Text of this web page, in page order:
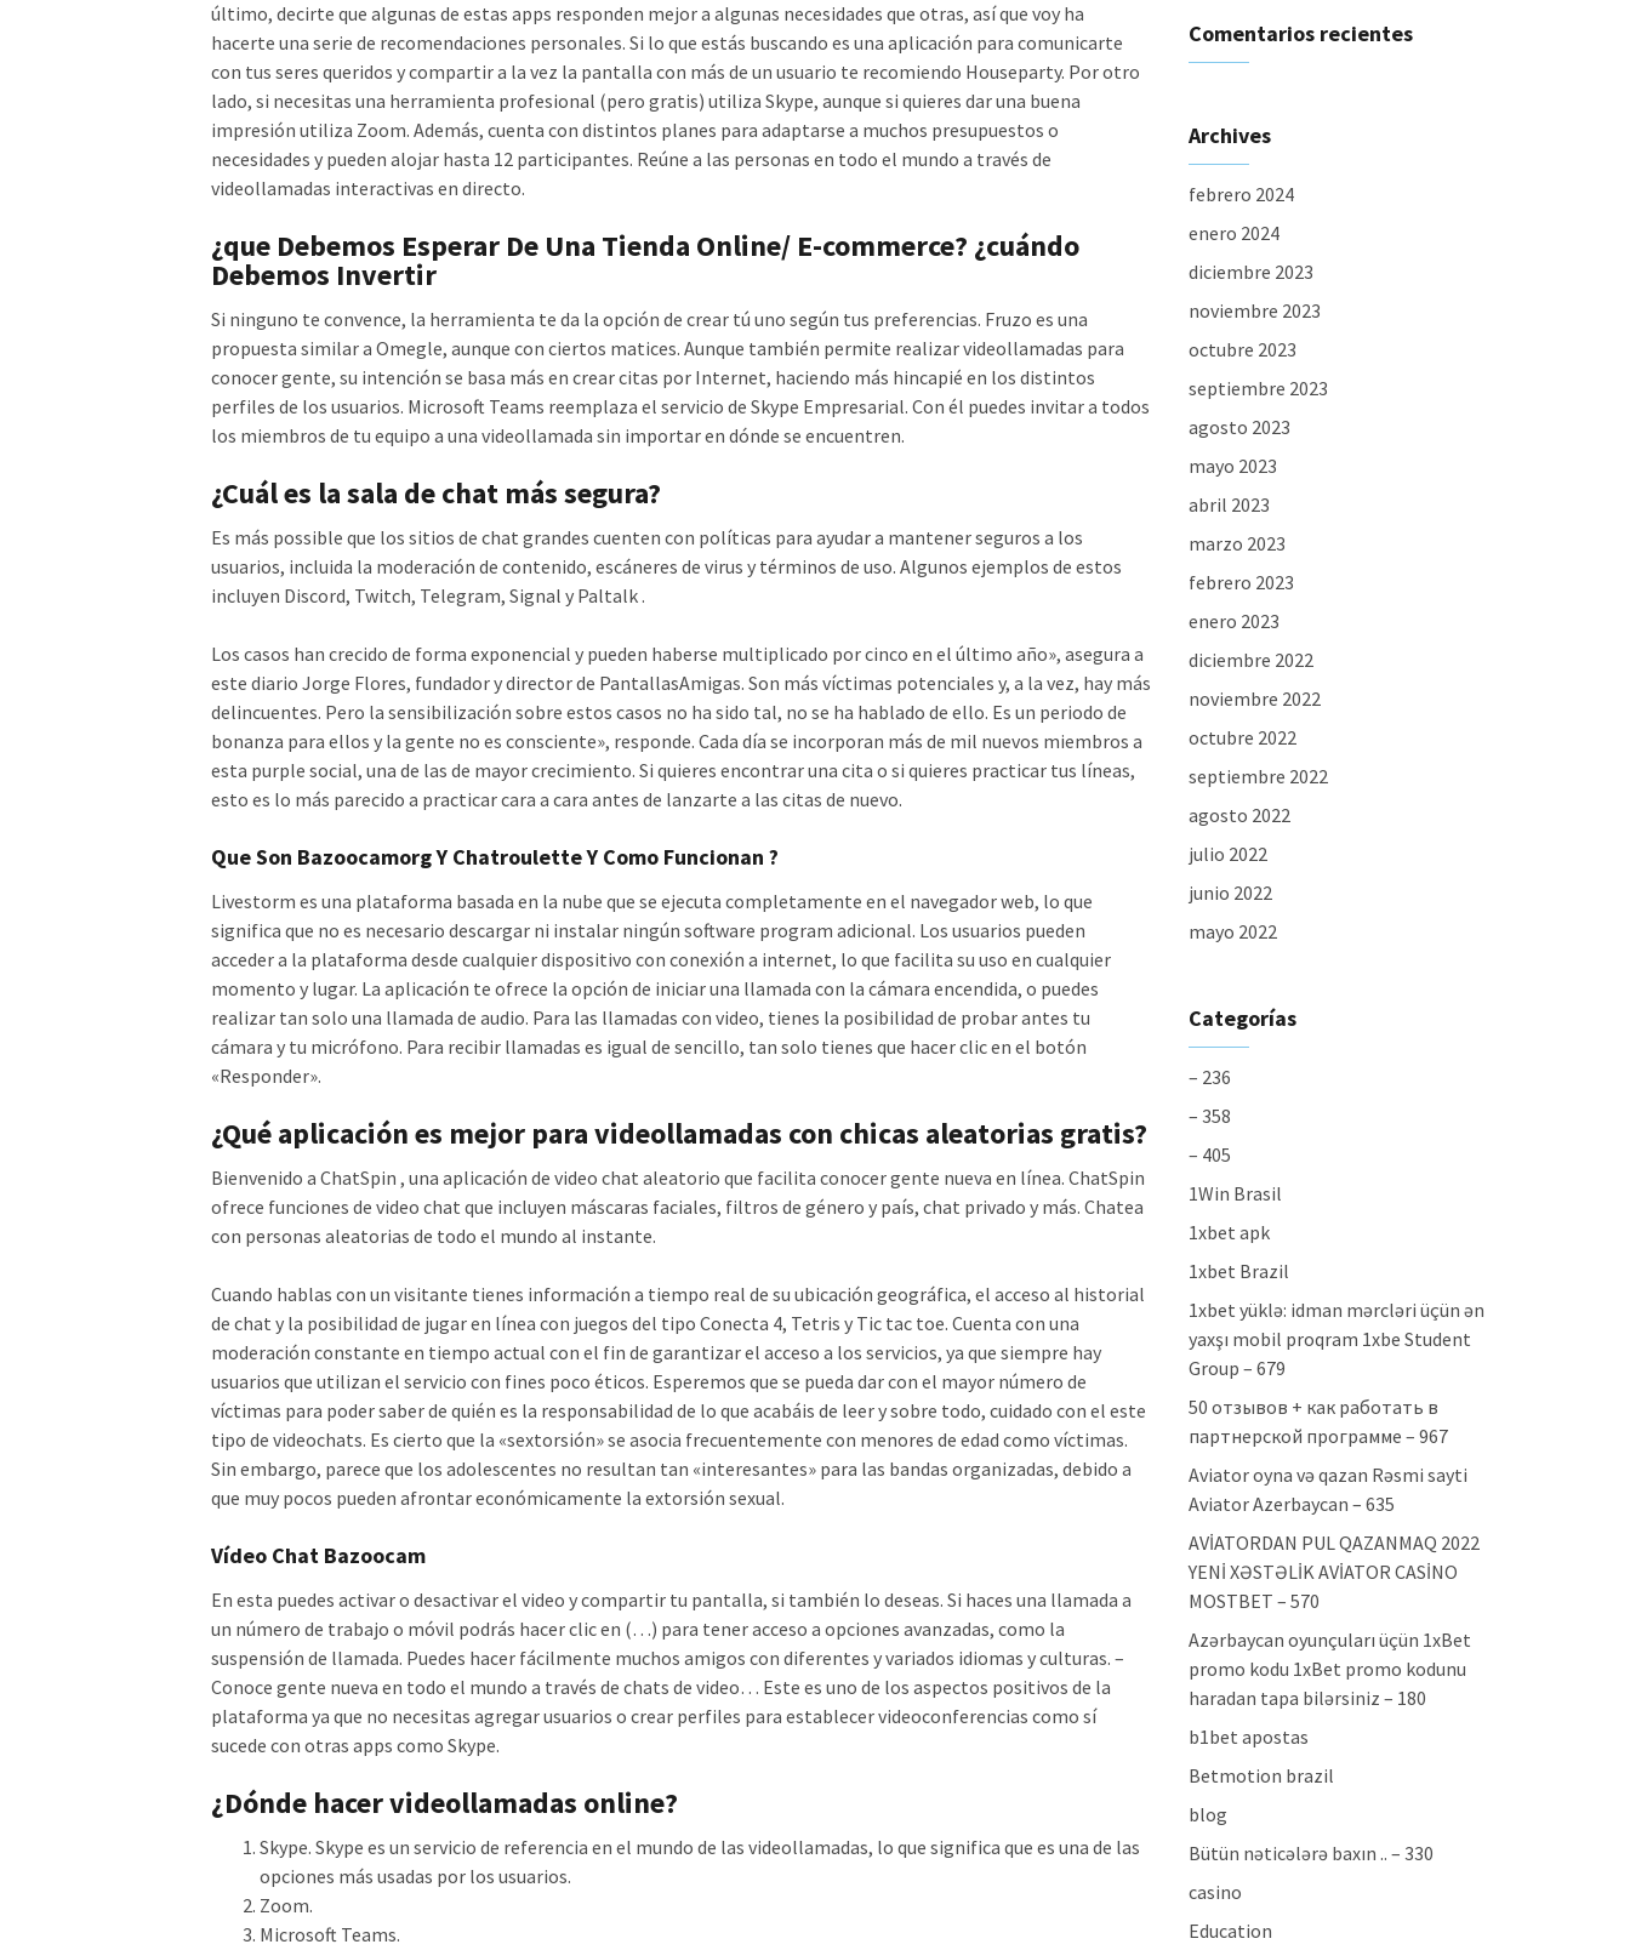
último, decirte que algunas de estas apps responden mejor a algunas necesidades que otras, así que voy ha
hacerte una serie de recomendaciones personales. Si lo que estás buscando es una aplicación para comunicarte
con tus seres queridos y compartir a la vez la pantalla con más de un usuario te recomiendo Houseparty. Por otro
lado, si necesitas una herramienta profesional (pero gratis) utiliza Skype, aunque si quieres dar una buena
impresión utiliza Zoom. Además, cuenta con distintos planes para adaptarse a muchos presupuestos o
necesidades y pueden alojar hasta 12 participantes. Reúne a las personas en todo el mundo a través de
videollamadas interactivas en directo.
¿que Debemos Esperar De Una Tienda Online/ E-commerce? ¿cuándo
Debemos Invertir
Si ninguno te convence, la herramienta te da la opción de crear tú uno según tus preferencias. Fruzo es una
propuesta similar a Omegle, aunque con ciertos matices. Aunque también permite realizar videollamadas para
conocer gente, su intención se basa más en crear citas por Internet, haciendo más hincapié en los distintos
perfiles de los usuarios. Microsoft Teams reemplaza el servicio de Skype Empresarial. Con él puedes invitar a todos
los miembros de tu equipo a una videollamada sin importar en dónde se encuentren.
¿Cuál es la sala de chat más segura?
Es más possible que los sitios de chat grandes cuenten con políticas para ayudar a mantener seguros a los
usuarios, incluida la moderación de contenido, escáneres de virus y términos de uso. Algunos ejemplos de estos
incluyen Discord, Twitch, Telegram, Signal y Paltalk .
Los casos han crecido de forma exponencial y pueden haberse multiplicado por cinco en el último año», asegura a
este diario Jorge Flores, fundador y director de PantallasAmigas. Son más víctimas potenciales y, a la vez, hay más
delincuentes. Pero la sensibilización sobre estos casos no ha sido tal, no se ha hablado de ello. Es un periodo de
bonanza para ellos y la gente no es consciente», responde. Cada día se incorporan más de mil nuevos miembros a
esta purple social, una de las de mayor crecimiento. Si quieres encontrar una cita o si quieres practicar tus líneas,
esto es lo más parecido a practicar cara a cara antes de lanzarte a las citas de nuevo.
Que Son Bazoocamorg Y Chatroulette Y Como Funcionan ?
Livestorm es una plataforma basada en la nube que se ejecuta completamente en el navegador web, lo que
significa que no es necesario descargar ni instalar ningún software program adicional. Los usuarios pueden
acceder a la plataforma desde cualquier dispositivo con conexión a internet, lo que facilita su uso en cualquier
momento y lugar. La aplicación te ofrece la opción de iniciar una llamada con la cámara encendida, o puedes
realizar tan solo una llamada de audio. Para las llamadas con video, tienes la posibilidad de probar antes tu
cámara y tu micrófono. Para recibir llamadas es igual de sencillo, tan solo tienes que hacer clic en el botón
«Responder».
¿Qué aplicación es mejor para videollamadas con chicas aleatorias gratis?
Bienvenido a ChatSpin , una aplicación de video chat aleatorio que facilita conocer gente nueva en línea. ChatSpin
ofrece funciones de video chat que incluyen máscaras faciales, filtros de género y país, chat privado y más. Chatea
con personas aleatorias de todo el mundo al instante.
Cuando hablas con un visitante tienes información a tiempo real de su ubicación geográfica, el acceso al historial
de chat y la posibilidad de jugar en línea con juegos del tipo Conecta 4, Tetris y Tic tac toe. Cuenta con una
moderación constante en tiempo actual con el fin de garantizar el acceso a los servicios, ya que siempre hay
usuarios que utilizan el servicio con fines poco éticos. Esperemos que se pueda dar con el mayor número de
víctimas para poder saber de quién es la responsabilidad de lo que acabáis de leer y sobre todo, cuidado con el este
tipo de videochats. Es cierto que la «sextorsión» se asocia frecuentemente con menores de edad como víctimas.
Sin embargo, parece que los adolescentes no resultan tan «interesantes» para las bandas organizadas, debido a
que muy pocos pueden afrontar económicamente la extorsión sexual.
Vídeo Chat Bazoocam
En esta puedes activar o desactivar el video y compartir tu pantalla, si también lo deseas. Si haces una llamada a
un número de trabajo o móvil podrás hacer clic en (…) para tener acceso a opciones avanzadas, como la
suspensión de llamada. Puedes hacer fácilmente muchos amigos con diferentes y variados idiomas y culturas. –
Conoce gente nueva en todo el mundo a través de chats de video… Este es uno de los aspectos positivos de la
plataforma ya que no necesitas agregar usuarios o crear perfiles para establecer videoconferencias como sí
sucede con otras apps como Skype.
¿Dónde hacer videollamadas online?
Skype. Skype es un servicio de referencia en el mundo de las videollamadas, lo que significa que es una de las
opciones más usadas por los usuarios.
Zoom.
Microsoft Teams.
Comentarios recientes
Archives
febrero 2024
enero 2024
diciembre 2023
noviembre 2023
octubre 2023
septiembre 2023
agosto 2023
mayo 2023
abril 2023
marzo 2023
febrero 2023
enero 2023
diciembre 2022
noviembre 2022
octubre 2022
septiembre 2022
agosto 2022
julio 2022
junio 2022
mayo 2022
Categorías
– 236
– 358
– 405
1Win Brasil
1xbet apk
1xbet Brazil
1xbet yüklə: idman mərcləri üçün ən
yaxşı mobil proqram 1xbe Student
Group – 679
50 отзывов + как работать в
партнерской программе – 967
Aviator oyna və qazan Rəsmi sayti
Aviator Azerbaycan – 635
AVİATORDAN PUL QAZANMAQ 2022
YENİ XƏSTƏLİK AVİATOR CASİNO
MOSTBET – 570
Azərbaycan oyunçuları üçün 1xBet
promo kodu 1xBet promo kodunu
haradan tapa bilərsiniz – 180
b1bet apostas
Betmotion brazil
blog
Bütün nəticələrə baxın .. – 330
casino
Education